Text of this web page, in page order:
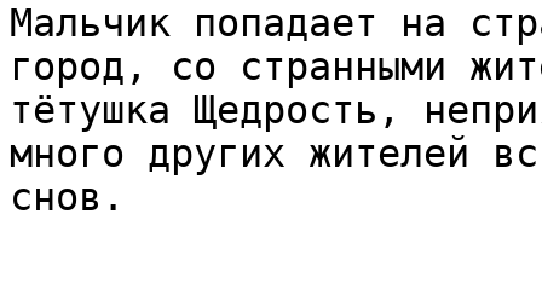
Мальчик попадает на
город, со странными
тётушка Щедрость,
много других жителей
снов.